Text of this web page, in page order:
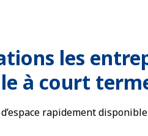
les
à court
rapidement